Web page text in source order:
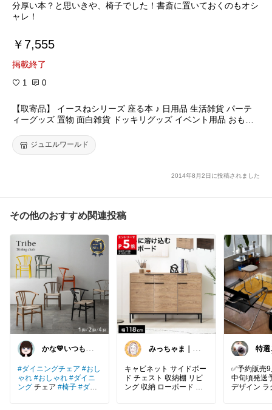
分厚い本？と思いきや、椅子でした！書斎に置いておくのもオシ
ャレ！
￥7,555
掲載終了
1 0
【取寄品】 イースねシリーズ 座る本 ♪ 日用品 生活雑貨 パーテ
ィーグッズ 置物 面白雑貨 ドッキリグッズ イベント用品 おもし
ジュエルワールド
2014年8月2日に投稿されました
その他のおすすめ関連投稿
かな💛いつもあ
ます
#ダイニングチェア #おし
ゃれ #おしゃれ #ダイニ
ング チェア #椅子 #ダイ
みっちゃま｜暮
物🌿
キャビネット サイドボー
ド チェスト 収納棚 リビ
ング 収納 ローボード 木
特選
🅴
✅予約販売
中旬頃発送
デザイン